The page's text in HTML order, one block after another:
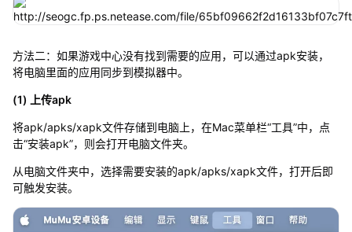
方法二：如果游戏中心没有找到需要的应用，可以通过apk安装，
将电脑里面的应用同步到模拟器中。
(1) 上传apk
将apk/apks/xapk文件存储到电脑上，在Mac菜单栏“工具”中，点
击“安装apk”，则会打开电脑文件夹。
从电脑文件夹中，选择需要安装的apk/apks/xapk文件，打开后即
可触发安装。